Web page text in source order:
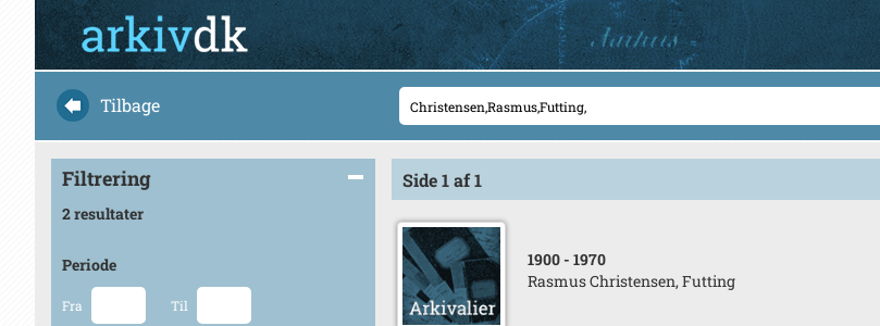
Tilbage
Filtrering
2 resultater
Periode
Fra Til
Side 1 af 1
1900 - 1970
Rasmus Christensen, Futting